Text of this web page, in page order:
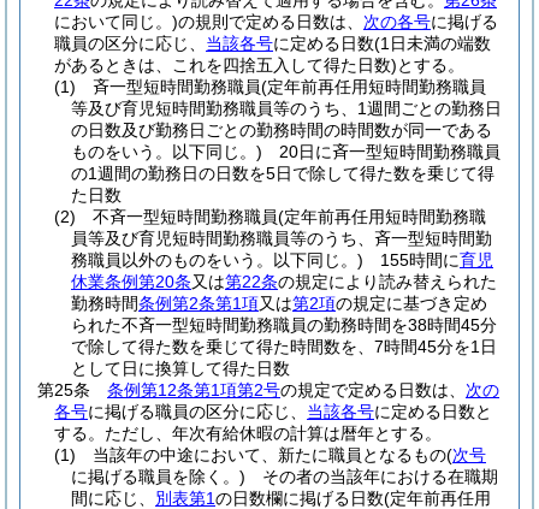
において同じ。)の規則で定める日数は、 次の各号に掲げる
職員の区分に応じ、 当該各号に定める日数(1日未満の端数
があるときは、これを四捨五入して得た日数)とする。
(1)
斉一型短時間勤務職員(定年前再任用短時間勤務職員
等及び育児短時間勤務職員等のうち、1週間ごとの勤務日
の日数及び勤務日ごとの勤務時間の時間数が同一である
ものをいう。以下同じ。) 20日に斉一型短時間勤務職員
の1週間の勤務日の日数を5日で除して得た数を乗じて得
た日数
(2)
不斉一型短時間勤務職員(定年前再任用短時間勤務職
員等及び育児短時間勤務職員等のうち、斉一型短時間勤
務職員以外のものをいう。以下同じ。) 155時間に育児
休業条例第20条又は第22条の規定により読み替えられた
勤務時間条例第2条第1項又は第2項の規定に基づき定め
られた不斉一型短時間勤務職員の勤務時間を38時間45分
で除して得た数を乗じて得た時間数を、7時間45分を1日
として日に換算して得た日数
第25条
条例第12条第1項第2号の規定で定める日数は、 次の
各号に掲げる職員の区分に応じ、 当該各号に定める日数と
する。 ただし、年次有給休暇の計算は暦年とする。
(1)
当該年の中途において、新たに職員となるもの(次号
に掲げる職員を除く。) その者の当該年における在職期
間に応じ、 別表第1の日数欄に掲げる日数(定年前再任用